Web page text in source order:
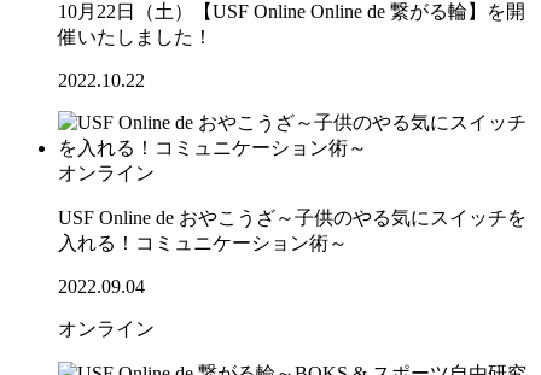
10月22日（土）【USF Online Online de 繋がる輪】を開
催いたしました！
2022.10.22
オンライン
USF Online de おやこうざ～子供のやる気にスイッチを
入れる！コミュニケーション術～
2022.09.04
オンライン